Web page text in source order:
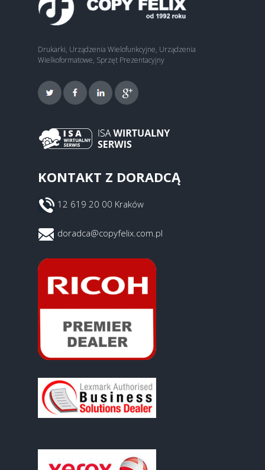
Drukarki, Urządzenia Wielofunkcyjne, Urządzenia
Wielkoformatowe, Sprzęt Prezentacyjny
KONTAKT Z DORADCĄ
12 619 20 00 Kraków
doradca@copyfelix.com.pl